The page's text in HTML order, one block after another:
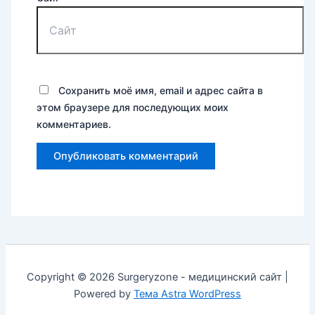
Сохранить моё имя, email и адрес сайта в
этом браузере для последующих моих
комментариев.
Copyright © 2026 Surgeryzone - медицинский сайт |
Powered by Тема Astra WordPress